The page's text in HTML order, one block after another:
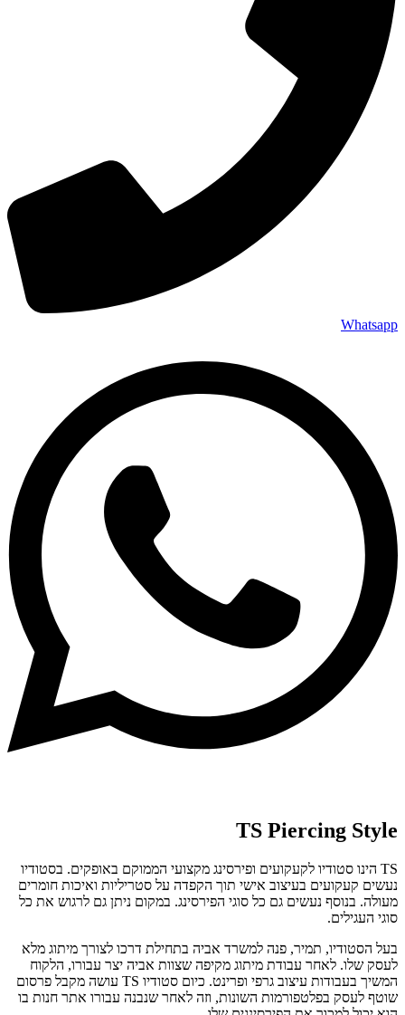
Whatsapp
TS Piercing Style
TS הינו סטודיו לקעקועים ופירסינג מקצועי הממוקם באופקים. בסטודיו
נעשים קעקועים בעיצוב אישי תוך הקפדה על סטריליות ואיכות חומרים
מעולה. בנוסף נעשים גם כל סוגי הפירסינג. במקום ניתן גם לרגוש את כל
סוגי העגילים.
בעל הסטודיו, תמיר, פנה למשרד אביה בתחילת דרכו לצורך מיתוג מלא
לעסק שלו. לאחר עבודת מיתוג מקיפה שצוות אביה יצר עבורו, הלקוח
המשיך בעבודות עיצוב גרפי ופרינט. כיום סטודיו TS עושה מקבל פרסום
שוטף לעסק בפלטפורמות השונות, וזה לאחר שנבנה עבורו אתר חנות בו